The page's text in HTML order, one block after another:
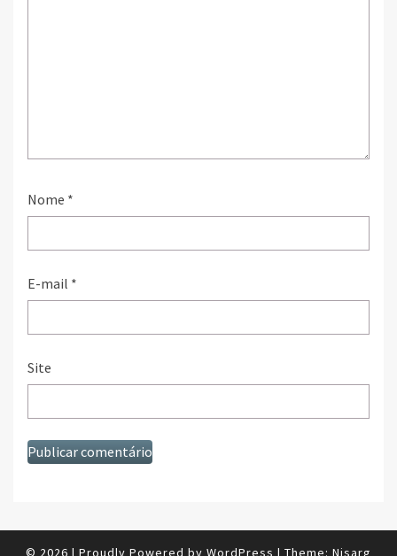
Nome *
E-mail *
Site
© 2026 | Proudly Powered by WordPress | Theme: Nisarg